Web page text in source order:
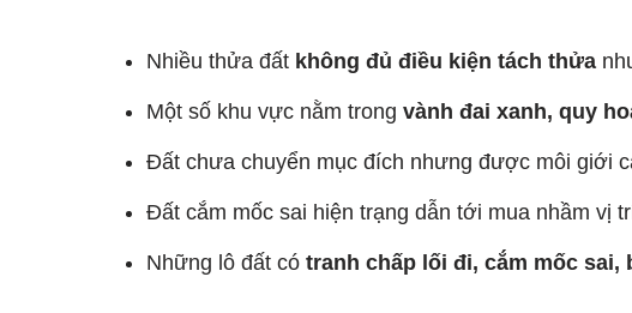
Nhiều thửa đất không đủ điều kiện tách thửa
Một số khu vực nằm trong vành đai xanh, quy
Đất chưa chuyển mục đích nhưng được môi giới
Đất cắm mốc sai hiện trạng dẫn tới mua nhầm vị
Những lô đất có tranh chấp lối đi, cắm mốc sai,